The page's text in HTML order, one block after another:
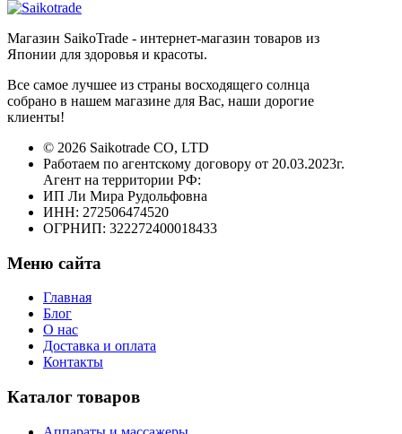
Магазин SaikoTrade - интернет-магазин товаров из
Японии для здоровья и красоты.
Все самое лучшее из страны восходящего солнца
собрано в нашем магазине для Вас, наши дорогие
клиенты!
© 2026 Saikotrade CO, LTD
Работаем по агентскому договору от 20.03.2023г.
Агент на территории РФ:
ИП Ли Мира Рудольфовна
ИНН: 272506474520
ОГРНИП: 322272400018433
Меню сайта
Главная
Блог
О нас
Доставка и оплата
Контакты
Каталог товаров